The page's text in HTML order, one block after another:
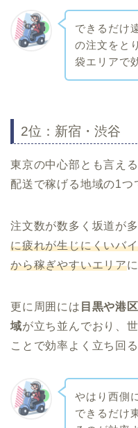
できるだけ
の注文をと
袋エリアで
2位：新宿・渋谷
東京の中心部とも言え
配送で稼げる地域の1つ
注文数が数多く坂道が
に疲れが生じにくいバ
から稼ぎやすいエリア
更に周囲には 目黒や港
域が立ち並んでおり、
ことで効率よく立ち回
やはり西側
できるだけ